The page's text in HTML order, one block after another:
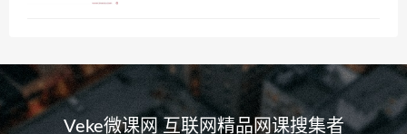
Veke微课网 互联网精品网课搜集者